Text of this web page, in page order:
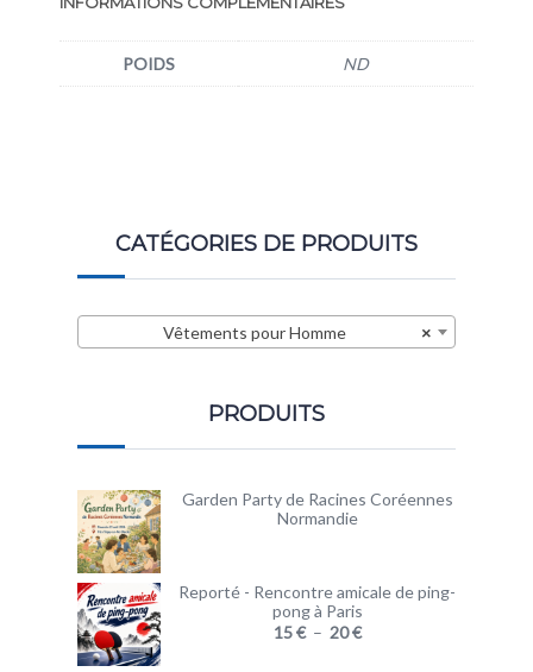
POIDS ND
CATÉGORIES DE PRODUITS
×
Vêtements pour Homme
PRODUITS
Garden Party de Racines Coréennes
Normandie
Reporté - Rencontre amicale de ping-
pong à Paris
15€ – 20€